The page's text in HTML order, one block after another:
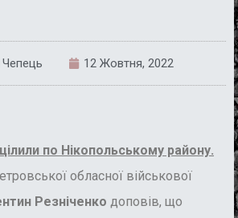
Чепець 12 Жовтня, 2022
по Нікопольському району.
обласної військової
Резніченко доповів, що